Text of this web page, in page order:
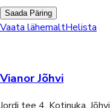
Saada Päring
Vaata lähemaltHelista
Vianor Jõhvi